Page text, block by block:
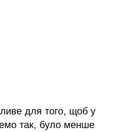
для того, щоб у
так, було менше